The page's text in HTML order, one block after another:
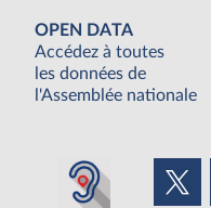
OPEN DATA
Accédez à toutes
les données de
l'Assemblée nationale